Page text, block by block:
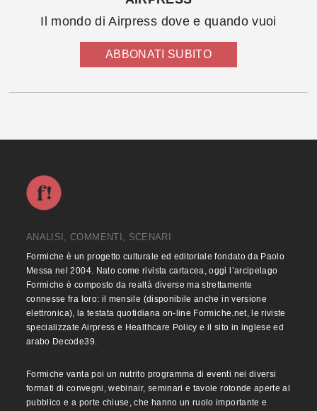
Il mondo di Airpress dove e quando vuoi
ABBONATI SUBITO
ANALISI, COMMENTI, SCENARI
Formiche è un progetto culturale ed editoriale fondato da Paolo
Messa nel 2004. Nato come rivista cartacea, oggi l’arcipelago
Formiche è composto da realtà diverse ma strettamente
connesse fra loro: il mensile (disponibile anche in versione
elettronica), la testata quotidiana on-line Formiche.net, le riviste
specializzate Airpress e Healthcare Policy e il sito in inglese ed
arabo Decode39.
Formiche vanta poi un nutrito programma di eventi nei diversi
formati di convegni, webinair, seminari e tavole rotonde aperte al
pubblico e a porte chiuse, che hanno un ruolo importante e